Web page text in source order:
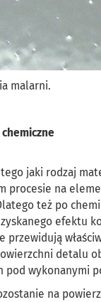
malarni.
jaki rodzaj
procesie na
też po
efektu
przewidują
detalu
pod wykonanymi
na